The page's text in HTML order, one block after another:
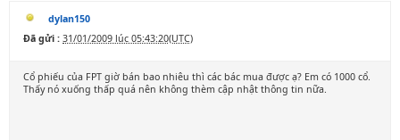
dylan150
Đã gửi : 31/01/2009 lúc 05:43:20(UTC)
Cổ phiếu của FPT giờ bán bao nhiêu thì các bác mua được ạ? Em có 1000 cổ.
Thấy nó xuống thấp quá nên không thèm cập nhật thông tin nữa.